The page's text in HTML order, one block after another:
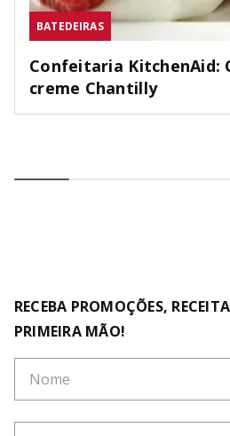
BATEDEIRAS
Confeitaria KitchenAid:
creme Chantilly
RECEBA PROMOÇÕES,
PRIMEIRA MÃO!